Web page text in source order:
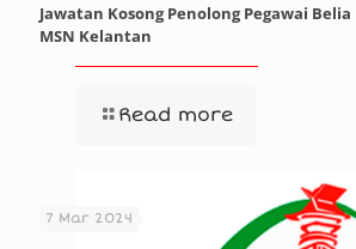
Jawatan Kosong Penolong Pegawai
MSN Kelantan
Read more
7 Mar 2024